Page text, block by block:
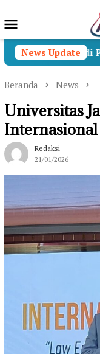
ke
Mobile
News Update
Menjadi
Beranda News
Universitas
Internasional
Redaksi
21/01/2026